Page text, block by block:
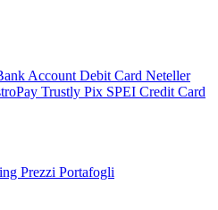
Account Debit Card Neteller
Trustly Pix SPEI Credit Card
Prezzi Portafogli